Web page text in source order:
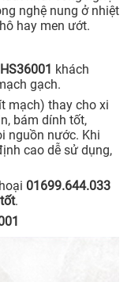
nghệ nung ở nhiệt
hay men ướt.
khách
gạch.
mạch) thay cho xi
bám dính tốt,
nguồn nước. Khi
cao dễ sử dụng,
01699.644.033
.